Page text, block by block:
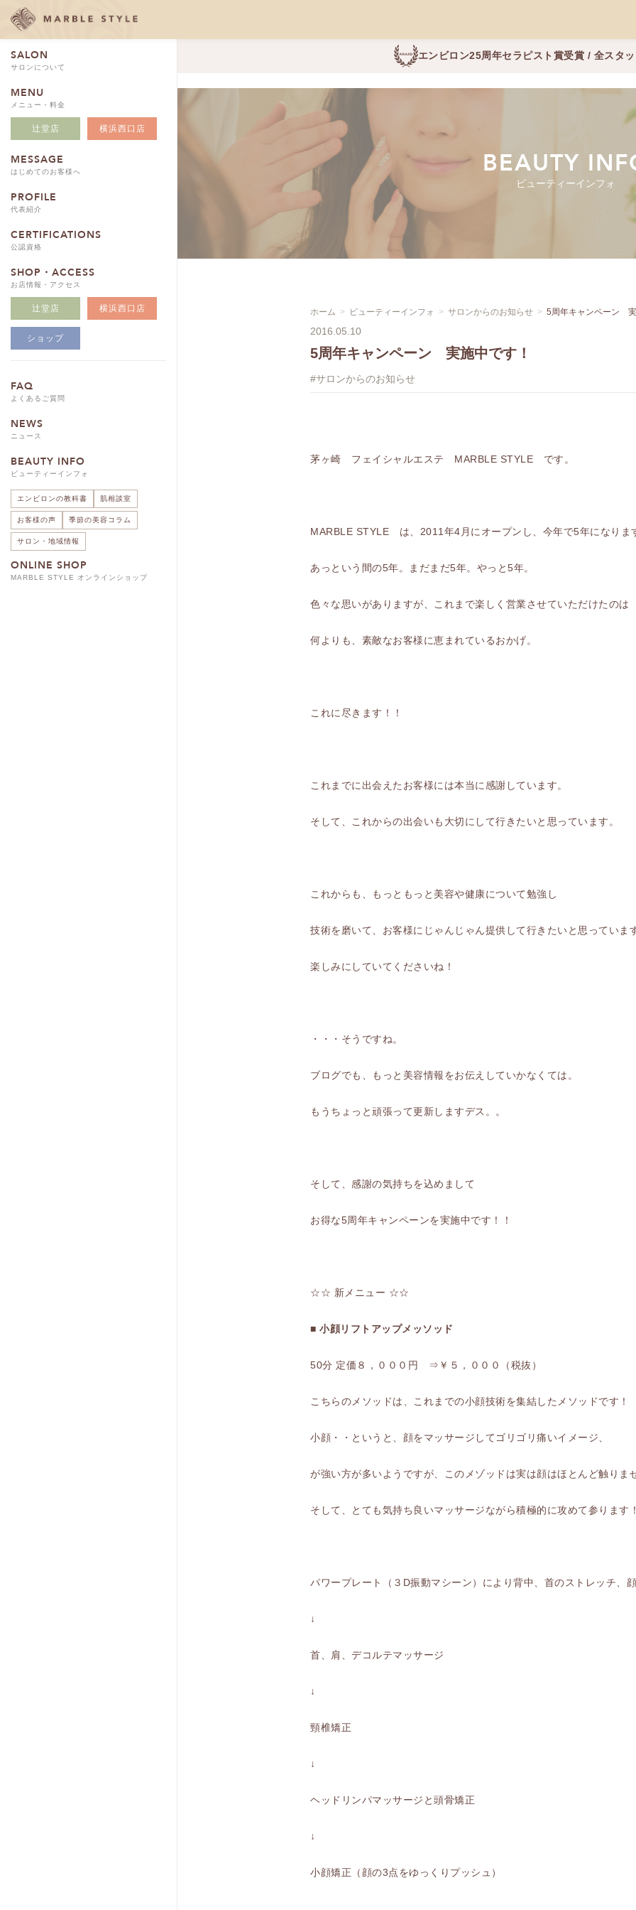
SALON
サロンについて
MENU
メニュー・料金
辻堂店 横浜西口店
MESSAGE
はじめてのお客様へ
PROFILE
代表紹介
CERTIFICATIONS
公認資格
SHOP・ACCESS
お店情報・アクセス
辻堂店 横浜西口店
ショップ
FAQ
よくあるご質問
NEWS
ニュース
BEAUTY INFO
ビューティーインフォ
エンビロンの教科書 肌相談室
お客様の声 季節の美容コラム
サロン・地域情報
ONLINE SHOP
MARBLE STYLE オンラインショップ
エンビロン25周年セラピスト賞受賞 / 全スタ
BEAUTY
ビューティーインフォ
ホーム ビューティーインフォ サロンからのお知らせ 5周年キャンペーン
2016.05.10
5周年キャンペーン 実施中です！
#サロンからのお知らせ
茅ヶ崎 フェイシャルエステ MARBLE STYLE です。
MARBLE STYLE は、2011年4月にオープンし、今年で5年になりま
あっという間の5年。まだまだ5年。やっと5年。
色々な思いがありますが、これまで楽しく営業させていただけたのは
何よりも、素敵なお客様に恵まれているおかげ。
これに尽きます！！
これまでに出会えたお客様には本当に感謝しています。
そして、これからの出会いも大切にして行きたいと思っています。
これからも、もっともっと美容や健康について勉強し
技術を磨いて、お客様にじゃんじゃん提供して行きたいと思っていま
楽しみにしていてくださいね！
・・・そうですね。
ブログでも、もっと美容情報をお伝えしていかなくては。
もうちょっと頑張って更新しますデス。。
そして、感謝の気持ちを込めまして
お得な5周年キャンペーンを実施中です！！
☆☆ 新メニュー ☆☆
■ 小顔リフトアップメッソッド
50分 定価８，０００円 ⇒￥５，０００（税抜）
こちらのメソッドは、これまでの小顔技術を集結したメソッドです！
小顔・・というと、顔をマッサージしてゴリゴリ痛いイメージ、
が強い方が多いようですが、このメゾッドは実は顔はほとんど触りま
そして、とても気持ち良いマッサージながら積極的に攻めて参ります
パワープレート（３D振動マシーン）により背中、首のストレッチ、
↓
首、肩、デコルテマッサージ
↓
頸椎矯正
↓
ヘッドリンパマッサージと頭骨矯正
↓
小顔矯正（顔の3点をゆっくりプッシュ）